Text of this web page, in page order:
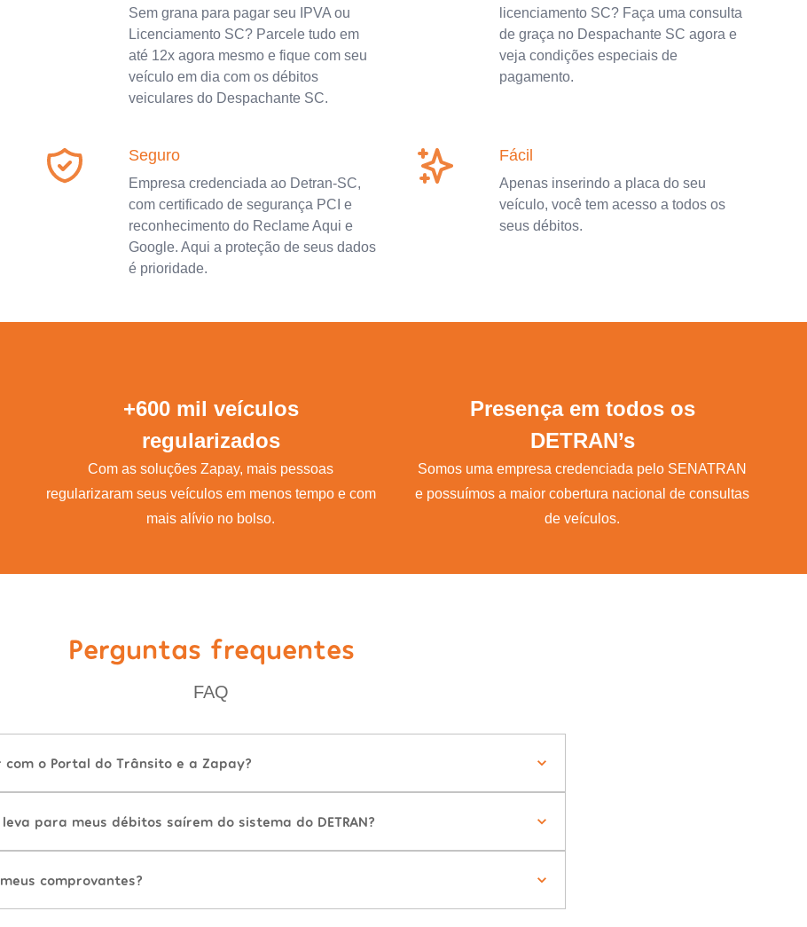
Sem grana para pagar seu IPVA ou
Licenciamento SC? Parcele tudo em
até 12x agora mesmo e fique com seu
veículo em dia com os débitos
veiculares do Despachante SC.
licenciamento SC? Faça uma consulta
de graça no Despachante SC agora e
veja condições especiais de
pagamento.
Seguro
Empresa credenciada ao Detran-SC,
com certificado de segurança PCI e
reconhecimento do Reclame Aqui e
Google. Aqui a proteção de seus dados
é prioridade.
Fácil
Apenas inserindo a placa do seu
veículo, você tem acesso a todos os
seus débitos.
+600 mil veículos
regularizados
Com as soluções Zapay, mais pessoas
regularizaram seus veículos em menos tempo e com
mais alívio no bolso.
Presença em todos os
DETRAN’s
Somos uma empresa credenciada pelo SENATRAN
e possuímos a maior cobertura nacional de consultas
de veículos.
Perguntas frequentes
FAQ
com o Portal do Trânsito e a Zapay?
para meus débitos saírem do sistema do DETRAN?
comprovantes?